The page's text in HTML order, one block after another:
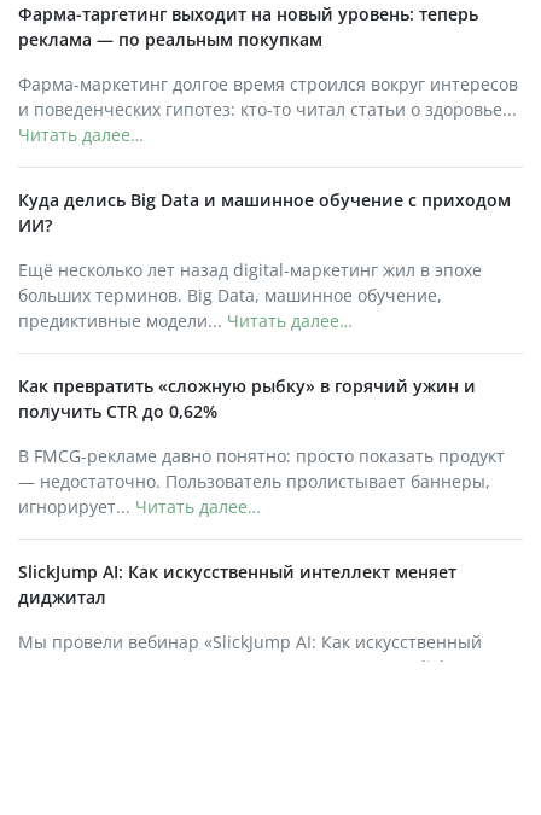
Фарма-таргетинг выходит на новый уровень: теперь
реклама — по реальным покупкам
Фарма-маркетинг долгое время строился вокруг интересов
и поведенческих гипотез: кто-то читал статьи о здоровье...
Читать далее…
Куда делись Big Data и машинное обучение с приходом
ИИ?
Ещё несколько лет назад digital-маркетинг жил в эпохе
больших терминов. Big Data, машинное обучение,
предиктивные модели... Читать далее…
Как превратить «сложную рыбку» в горячий ужин и
получить CTR до 0,62%
В FMCG-рекламе давно понятно: просто показать продукт
— недостаточно. Пользователь пролистывает баннеры,
игнорирует... Читать далее…
SlickJump AI: Как искусственный интеллект меняет
диджитал
Мы провели вебинар «SlickJump AI: Как искусственный
интеллект меняет диджитал», где эксперты из SlickJump,